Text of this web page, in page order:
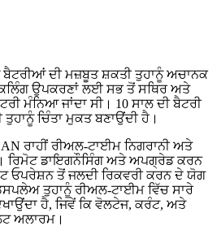
ਦੀ ਮਜ਼ਬੂਤ ​​ਸ਼ਕਤੀ ਤੁਹਾਨੂੰ ਅਚਾਨਕ
ਉਪਕਰਣਾਂ ਲਈ ਸਭ ਤੋਂ ਸਥਿਰ ਅਤੇ
ਮੰਨਿਆ ਜਾਂਦਾ ਸੀ। 10 ਸਾਲ ਦੀ ਬੈਟਰੀ
ਚਿੰਤਾ ਮੁਕਤ ਬਣਾਉਂਦੀ ਹੈ।
ਰਾਹੀਂ ਰੀਅਲ-ਟਾਈਮ ਨਿਗਰਾਨੀ ਅਤੇ
ਰਿਮੋਟ ਡਾਇਗਨੌਸਿੰਗ ਅਤੇ ਅਪਗ੍ਰੇਡ ਕਰਨ
ਓਪਰੇਸ਼ਨ ਤੋਂ ਜਲਦੀ ਰਿਕਵਰੀ ਕਰਨ ਦੇ ਯੋਗ
ਤੁਹਾਨੂੰ ਰੀਅਲ-ਟਾਈਮ ਵਿੱਚ ਸਾਰੇ
ਹੈ, ਜਿਵੇਂ ਕਿ ਵੋਲਟੇਜ, ਕਰੰਟ, ਅਤੇ
ਅਲਾਰਮ।